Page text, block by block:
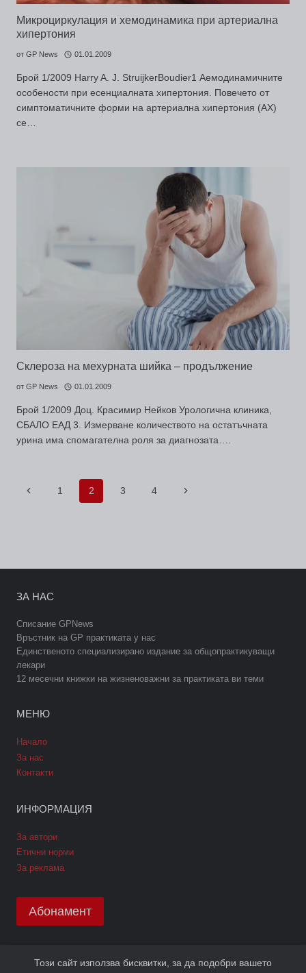
Микроциркулация и хемодинамика при артериална
хипертония
от GP News 01.01.2009
Брой 1/2009 Harry A. J. StruijkerBoudier1 Аемодинамичните
особености при есенциалната хипертония. Повечето от
симптоматичните форми на артериална хипертония (АХ)
се…
Склероза на мехурната шийка – продължение
от GP News 01.01.2009
Брой 1/2009 Доц. Красимир Нейков Урологична клиника,
СБАЛО ЕАД 3. Измерване количеството на остатъчната
урина има спомагателна роля за диагнозата….
Навигация
Предишна
1 2 3 4
Следваща
ЗА НАС
Списание GPNews
Връстник на GP практиката у нас
Единственото специализирано издание за общопрактикуващи
лекари
12 месечни книжки на жизненоважни за практиката ви теми
МЕНЮ
Начало
За нас
Контакти
ИНФОРМАЦИЯ
За автори
Етични норми
За реклама
Абонамент
Този сайт използва бисквитки, за да подобри вашето